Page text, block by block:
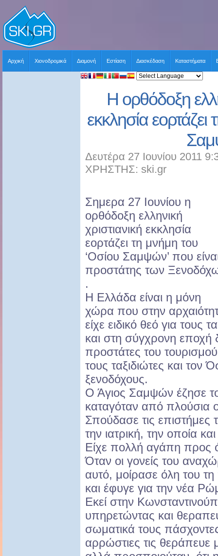
Αρχική Χιονοδρομικά Διαμονή Εστίαση Διασκέδαση Καταστήματα
Η ορθόδοξη
εκκλησία
Δευτέρα 27 Ιουνίου 2011
ΧΡΗΣΤΗΣ: ski.gr
Σημερα 27 Ιουνίου η
ορθόδοξη ελληνική
χριστιανική εκκλησία
εορτάζει τη μνήμη του
‘Οσίου Σαμψών’ που
προστάτης των
.
Η Ελλάδα είναι η μόνη
χώρα που στην
είχε ειδικό θεό για τους
και στη σύγχρονη εποχή
προστάτες του
τους ταξιδιώτες και τον
ξενοδόχους.
Ο Άγιος Σαμψών έζησε
καταγόταν από πλούσια
Σπούδασε τις επιστήμες
την ιατρική, την οποία
Είχε πολλή αγάπη προς
Όταν οι γονείς του
αυτό, μοίρασε όλη του
και έφυγε για την νέα
Εκεί στην
υπηρετώντας και
σωματικά τους
αρρώστιες τις